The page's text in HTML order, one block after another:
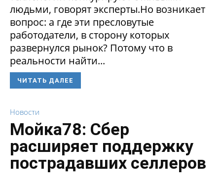
людьми, говорят эксперты.Но возникает
вопрос: а где эти пресловутые
работодатели, в сторону которых
развернулся рынок? Потому что в
реальности найти...
ЧИТАТЬ ДАЛЕЕ
Новости
Мойка78: Сбер
расширяет поддержку
пострадавших селлеров